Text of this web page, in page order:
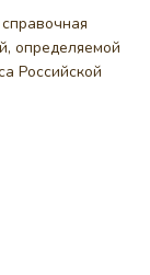
определяемой
Российской